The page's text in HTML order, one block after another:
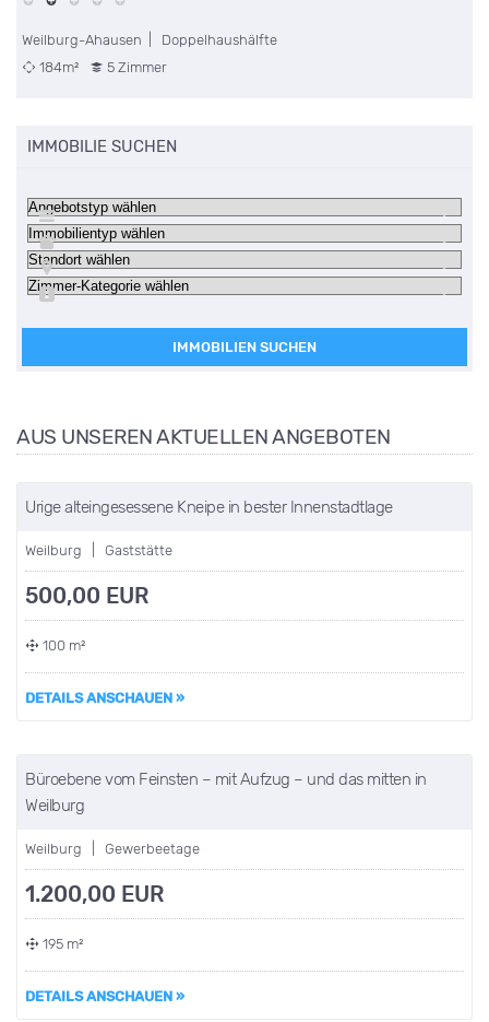
Weilburg-Ahausen | Doppelhaushälfte
184m²
5 Zimmer
IMMOBILIE SUCHEN
IMMOBILIEN SUCHEN
AUS UNSEREN AKTUELLEN ANGEBOTEN
Urige alteingesessene Kneipe in bester Innenstadtlage
Weilburg | Gaststätte
500,00 EUR
100 m²
DETAILS ANSCHAUEN »
Büroebene vom Feinsten – mit Aufzug – und das mitten in
Weilburg
Weilburg | Gewerbeetage
1.200,00 EUR
195 m²
DETAILS ANSCHAUEN »